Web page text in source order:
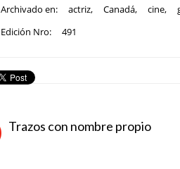
Archivado en: actriz, Canadá, cine,
Edición Nro:
491
Trazos con nombre propio